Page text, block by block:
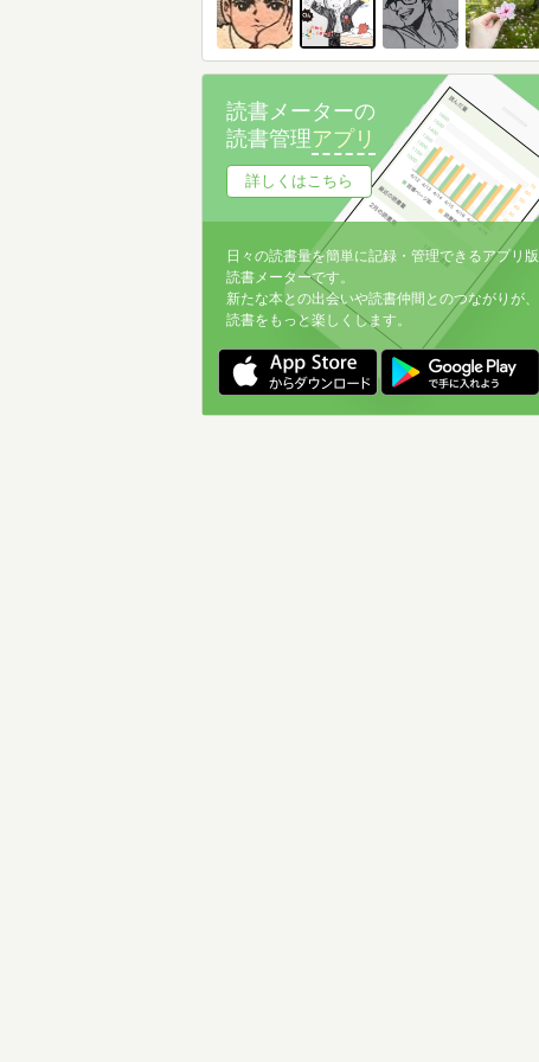
読書メーターの
読書管理アプリ
詳しくはこちら
日々の読書量を簡単に記録・管理できるアプリ版
読書メーターです。
新たな本との出会いや読書仲間とのつながりが、
読書をもっと楽しくします。